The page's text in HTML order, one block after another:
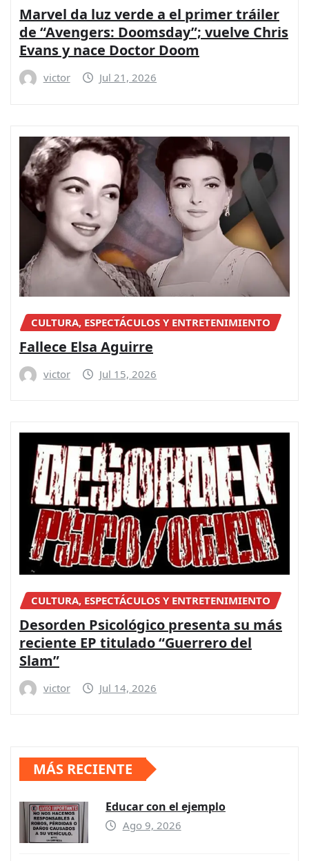
Marvel da luz verde a el primer tráiler
de “Avengers: Doomsday”; vuelve Chris
Evans y nace Doctor Doom
victor Jul 21, 2026
CULTURA, ESPECTÁCULOS Y ENTRETENIMIENTO
Fallece Elsa Aguirre
victor Jul 15, 2026
CULTURA, ESPECTÁCULOS Y ENTRETENIMIENTO
Desorden Psicológico presenta su más
reciente EP titulado “Guerrero del
Slam”
victor Jul 14, 2026
MÁS RECIENTE
Educar con el ejemplo
Ago 9, 2026